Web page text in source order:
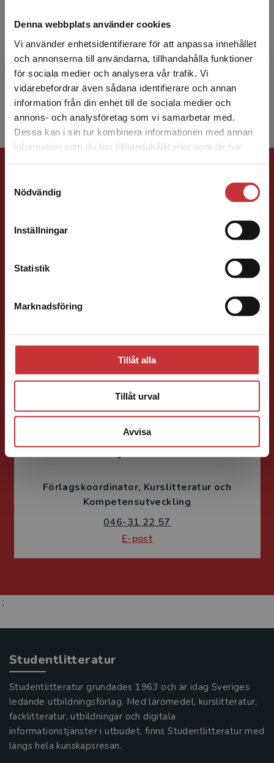
Denna webbplats använder cookies
Vi använder enhetsidentifierare för att anpassa innehållet
och annonserna till användarna, tillhandahålla funktioner
för sociala medier och analysera vår trafik. Vi
vidarebefordrar även sådana identifierare och annan
information från din enhet till de sociala medier och
annons- och analysföretag som vi samarbetar med.
Dessa kan i sin tur kombinera informationen med annan
information som du har tillhandahållit eller som de har
Nödvändig
Inställningar
Statistik
Marknadsföring
Tillåt alla
Tillåt urval
Avvisa
Begränsad fraktregion
Det verkar som att du besöker
studentlitteratur.se via en enhet utanför Sverige.
Vi erbjuder inte leveranser utanför Sverige. För
att kunna slutföra ett köp måste
Niklas Folkegård Gradin
Niklas Folkegård Gradin är verksam som
animatör och utvecklare med Blender som
huvudområde. Han undervisar i 3D-grafik vid
Högskolan i Gävle.
Förlagskontakt
Teknik, matematik och statistik
Fritjof Janson
Förlagskoordinator Kurslitteratur och
Kompetensutveckling
046-31 22 57
E-post
;
Studentlitteratur
Studentlitteratur grundades 1963 och är idag Sveriges
ledande utbildningsförlag. Med läromedel, kurslitteratur,
facklitteratur, utbildningar och digitala
informationstjänster i utbudet, finns Studentlitteratur med
längs hela kunskapsresan.